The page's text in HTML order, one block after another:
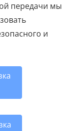
передачи мы
и